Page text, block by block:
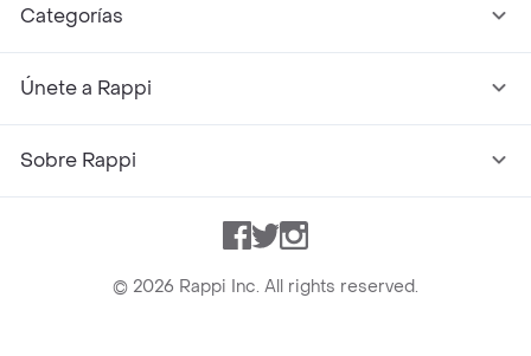
Categorías
Únete a Rappi
Sobre Rappi
Facebook
TwitterInstagram
© 2026 Rappi Inc. All rights reserved.